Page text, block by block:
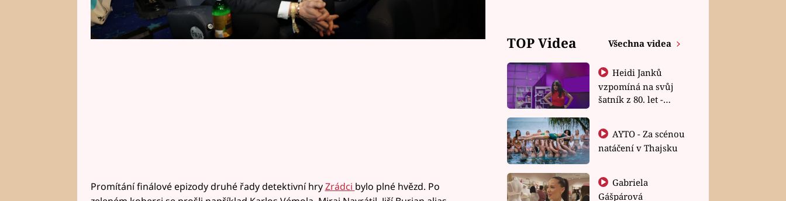
Promítání finálové epizody druhé řady detektivní hryZrádci bylo plné hvězd. Po
TOP Videa Všechna videa
Heidi Janků
vzpomíná na svůj
šatník z 80. let -
natáčení v Thajsku
Gabriela
Gášpárová